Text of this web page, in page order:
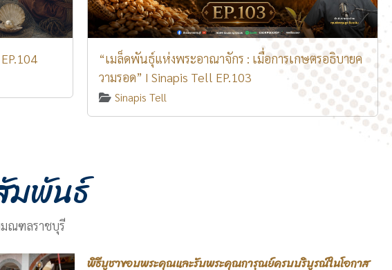
“เมล็ดพันธุ์แห่งพระอาณาจักร : เมื่อการเกษตรอธิบายค
วามรอด” I Sinapis Tell EP.103
Sinapis Tell
มพันธ์
มณฑลราชบุรี
พิธีบูชาขอบพระคุณและรับพระคุณการุณย์ครบบริบูรณ์ในโอกาส